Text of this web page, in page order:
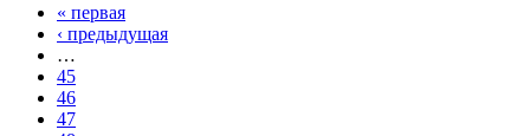
« первая
‹ предыдущая
…
45
46
47